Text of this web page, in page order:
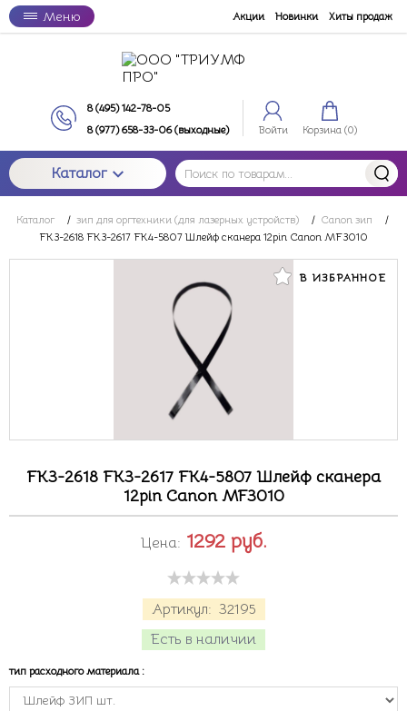
Меню Акции Новинки Хиты продаж
8 (495) 142-78-05
8 (977) 658-33-06 (выходные)
Войти Корзина (0)
Каталог
Каталог / зип для оргтехники (для лазерных устройств) / Canon зип
/
FK3-2618 FK3-2617 FK4-5807 Шлейф сканера 12pin Canon MF3010
В ИЗБРАННОЕ
FK3-2618 FK3-2617 FK4-5807 Шлейф сканера
12pin Canon MF3010
Артикул: 32195
Есть в наличии
Цена: 1292 руб.
тип расходного материала :